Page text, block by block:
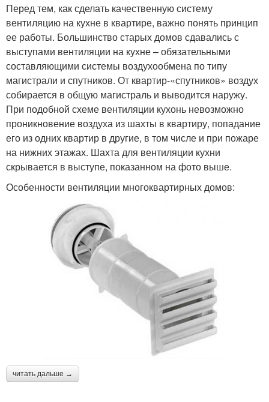
Перед тем, как сделать качественную систему
вентиляцию на кухне в квартире, важно понять принцип
ее работы. Большинство старых домов сдавались с
выступами вентиляции на кухне – обязательными
составляющими системы воздухообмена по типу
магистрали и спутников. От квартир-«спутников» воздух
собирается в общую магистраль и выводится наружу.
При подобной схеме вентиляции кухонь невозможно
проникновение воздуха из шахты в квартиру, попадание
его из одних квартир в другие, в том числе и при пожаре
на нижних этажах. Шахта для вентиляции кухни
скрывается в выступе, показанном на фото выше.
Особенности вентиляции многоквартирных домов:
читать дальше →